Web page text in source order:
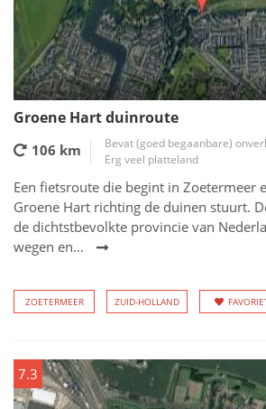
Groene Hart duinroute
106 km
Bevat (goed begaanbare)
Erg veel platteland
Een fietsroute die begint in Zoetermeer
Groene Hart richting de duinen stuurt.
de dichtstbevolkte provincie van
wegen en...
ZOETERMEER ZUID-HOLLAND
7.3